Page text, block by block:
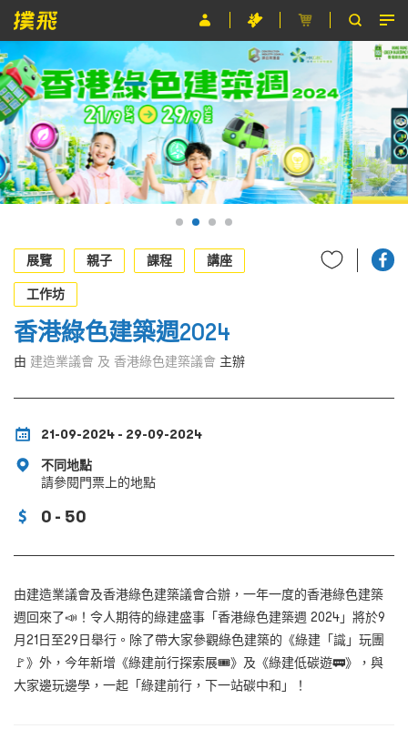
節目
主辦單位
關於撲飛
條款及細則
展覽
親子 課程 講座
工作坊
香港綠色建築週2024
由 建造業議會 及 香港綠色建築議會 主辦
21-09-2024 - 29-09-2024
不同地點
請參閱門票上的地點
0 - 50
由建造業議會及香港綠色建築議會合辦，一年一度的香港綠色建築
週回來了📣！令人期待的綠建盛事「香港綠色建築週 2024」將於9
月21日至29日舉行。除了帶大家參觀綠色建築的《綠建「識」玩團
🚩》外，今年新增《綠建前行探索展🎟️》及《綠建低碳遊🚃》，與
大家邊玩邊學，一起「綠建前行，下一站碳中和」！